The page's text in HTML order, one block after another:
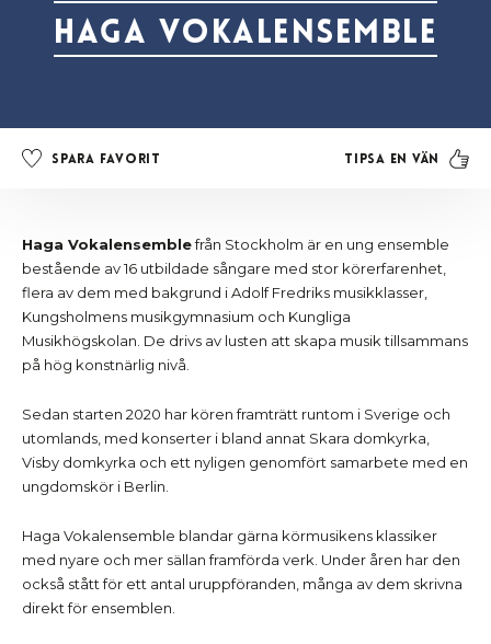
Haga Vokalensemble
Spara favorit Tipsa en vän
Haga Vokalensemblefrån Stockholm är en ung ensemble
bestående av 16 utbildade sångare med stor körerfarenhet,
flera av dem med bakgrund i Adolf Fredriks musikklasser,
Kungsholmens musikgymnasium och Kungliga
Musikhögskolan. De drivs av lusten att skapa musik tillsammans
på hög konstnärlig nivå.
Sedan starten 2020 har kören framträtt runtom i Sverige och
utomlands, med konserter i bland annat Skara domkyrka,
Visby domkyrka och ett nyligen genomfört samarbete med en
ungdomskör i Berlin.
Haga Vokalensemble blandar gärna körmusikens klassiker
med nyare och mer sällan framförda verk. Under åren har den
också stått för ett antal uruppföranden, många av dem skrivna
direkt för ensemblen.